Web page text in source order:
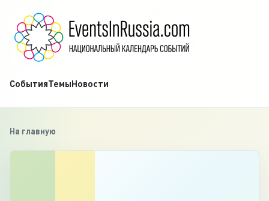
СобытияТемыНовости
На главную